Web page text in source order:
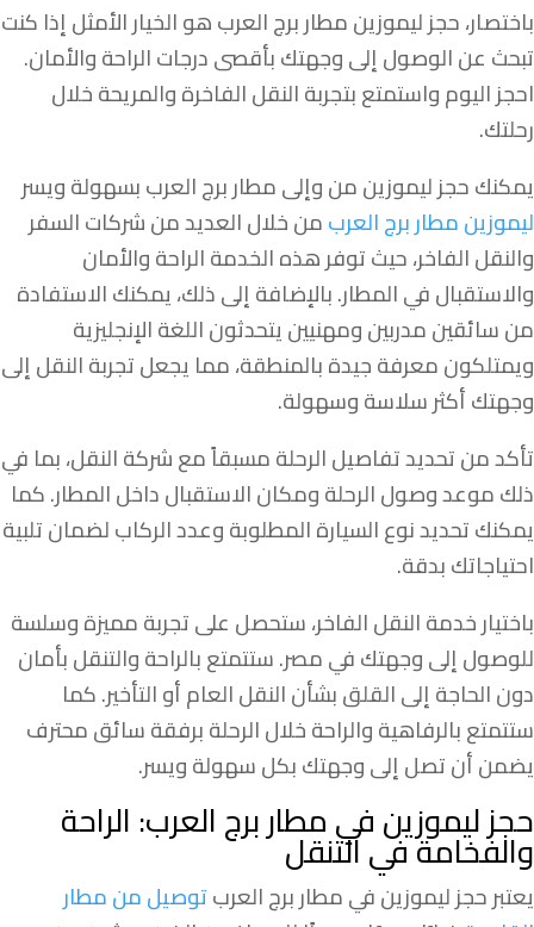
باختصار، حجز ليموزين مطار برج العرب هو الخيار الأمثل إذا كنت
تبحث عن الوصول إلى وجهتك بأقصى درجات الراحة والأمان.
احجز اليوم واستمتع بتجربة النقل الفاخرة والمريحة خلال
رحلتك.
يمكنك حجز ليموزين من وإلى مطار برج العرب بسهولة ويسر
ليموزين مطار برج العربمن خلال العديد من شركات السفر
والنقل الفاخر، حيث توفر هذه الخدمة الراحة والأمان
والاستقبال في المطار. بالإضافة إلى ذلك، يمكنك الاستفادة
من سائقين مدربين ومهنيين يتحدثون اللغة الإنجليزية
ويمتلكون معرفة جيدة بالمنطقة، مما يجعل تجربة النقل إلى
وجهتك أكثر سلاسة وسهولة.
تأكد من تحديد تفاصيل الرحلة مسبقاً مع شركة النقل، بما في
ذلك موعد وصول الرحلة ومكان الاستقبال داخل المطار. كما
يمكنك تحديد نوع السيارة المطلوبة وعدد الركاب لضمان تلبية
احتياجاتك بدقة.
باختيار خدمة النقل الفاخر، ستحصل على تجربة مميزة وسلسة
للوصول إلى وجهتك في مصر. ستتمتع بالراحة والتنقل بأمان
دون الحاجة إلى القلق بشأن النقل العام أو التأخير. كما
ستتمتع بالرفاهية والراحة خلال الرحلة برفقة سائق محترف
يضمن أن تصل إلى وجهتك بكل سهولة ويسر.
حجز ليموزين في مطار برج العرب: الراحة
والفخامة في التنقل
يعتبر حجز ليموزين في مطار برج العربتوصيل من مطار